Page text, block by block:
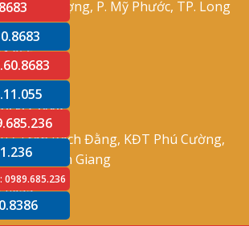
Cự Lượng, P. Mỹ Phước, TP. Long
GIANG
Trần Bạch Đằng, KĐT Phú Cường,
Giá, Kiên Giang
0989.685.236